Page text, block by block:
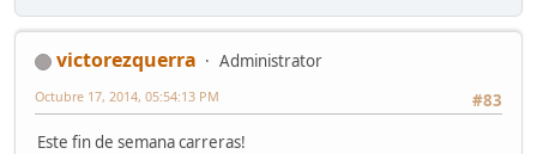
victorezquerra
Administrator
#83
Octubre 17, 2014, 05:54:13 PM
Este fin de semana carreras!